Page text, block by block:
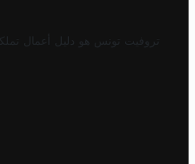
تروفيت تونس هو دليل أعمال